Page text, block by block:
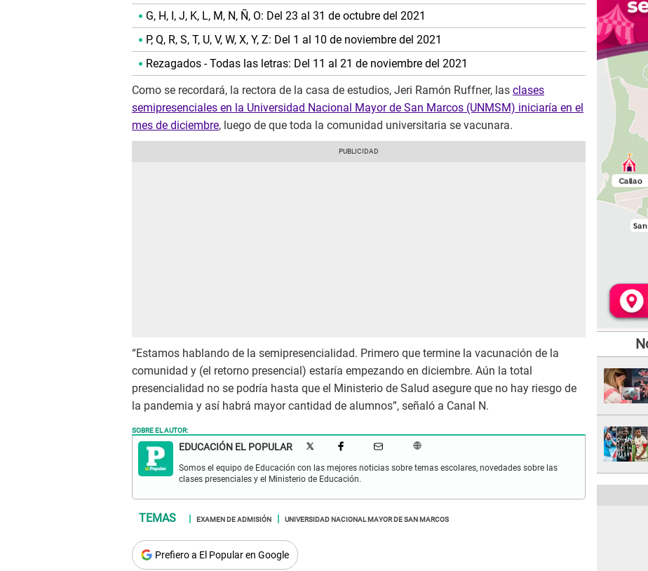
G, H, I, J, K, L, M, N, Ñ, O: Del 23 al 31 de octubre del 2021
P, Q, R, S, T, U, V, W, X, Y, Z: Del 1 al 10 de noviembre del 2021
Rezagados - Todas las letras: Del 11 al 21 de noviembre del 2021
Como se recordará, la rectora de la casa de estudios, Jeri Ramón Ruffner, las clases
semipresenciales en la Universidad Nacional Mayor de San Marcos (UNMSM) iniciaría en el
mes de diciembre, luego de que toda la comunidad universitaria se vacunara.
“Estamos hablando de la semipresencialidad. Primero que termine la vacunación de la
comunidad y (el retorno presencial) estaría empezando en diciembre. Aún la total
presencialidad no se podría hasta que el Ministerio de Salud asegure que no hay riesgo de
la pandemia y así habrá mayor cantidad de alumnos”, señaló a Canal N.
SOBRE EL AUTOR:
EDUCACIÓN EL POPULAR
Somos el equipo de Educación con las mejores noticias sobre temas escolares, novedades sobre las
clases presenciales y el Ministerio de Educación.
EXAMEN DE ADMISIÓN UNIVERSIDAD NACIONAL MAYOR DE SAN MARCOS
Prefiero a El Popular en Google